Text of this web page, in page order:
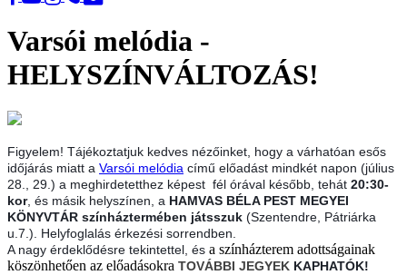
Varsói melódia -
HELYSZÍNVÁLTOZÁS!
Figyelem! Tájékoztatjuk kedves nézőinket, hogy a várhatóan esős
időjárás miatt a Varsói melódia című előadást mindkét napon (július
28., 29.) a meghirdetetthez képest fél órával később, tehát 20:30-
kor, és másik helyszínen, a HAMVAS BÉLA PEST MEGYEI
KÖNYVTÁR színháztermében játsszuk (Szentendre, Pátriárka
u.7.). Helyfoglalás érkezési sorrendben.
A nagy érdeklődésre tekintettel, és a színházterem adottságainak
köszönhetően az előadásokra TOVÁBBI JEGYEK KAPHATÓK!